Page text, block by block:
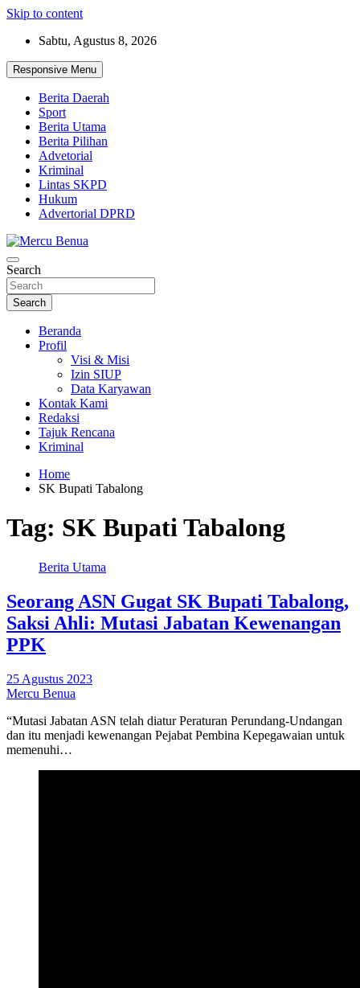
Skip to content
Sabtu, Agustus 8, 2026
Responsive Menu
Berita Daerah
Sport
Berita Utama
Berita Pilihan
Advetorial
Kriminal
Lintas SKPD
Hukum
Advertorial DPRD
Mercu Benua
Suara Masyarakat Bawah
Search
Search
Beranda
Profil
Visi & Misi
Izin SIUP
Data Karyawan
Kontak Kami
Redaksi
Tajuk Rencana
Kriminal
Home
SK Bupati Tabalong
Tag: SK Bupati Tabalong
Berita Utama
Seorang ASN Gugat SK Bupati Tabalong,
Saksi Ahli: Mutasi Jabatan Kewenangan
PPK
25 Agustus 2023
Mercu Benua
“Mutasi Jabatan ASN telah diatur Peraturan Perundang-Undangan
dan itu menjadi kewenangan Pejabat Pembina Kepegawaian untuk
memenuhi…